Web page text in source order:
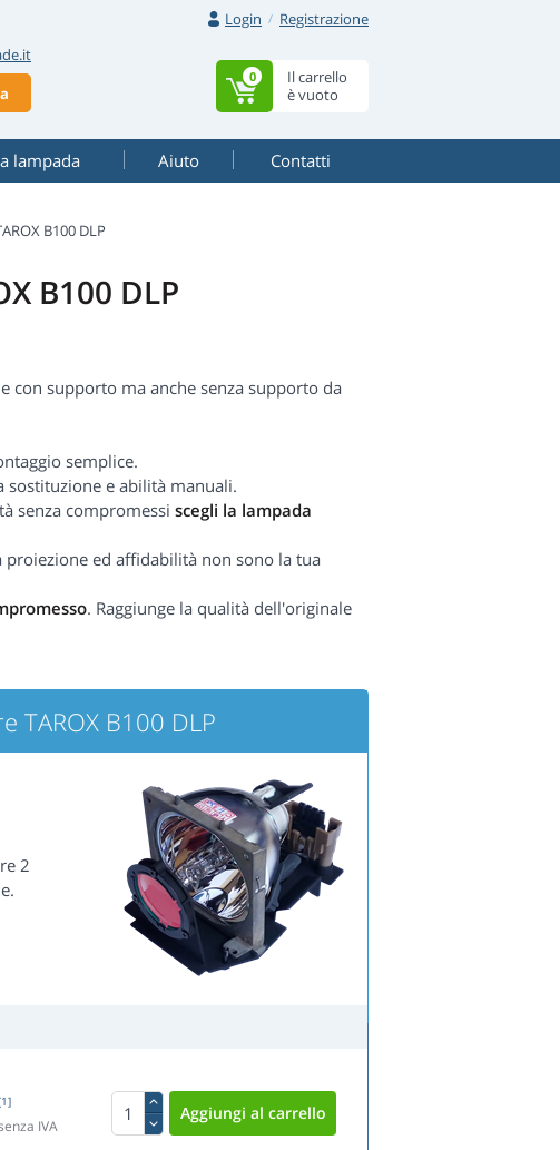
Login
Registrazione
Il carrello
è vuoto
0
lampada Aiuto Contatti
B100 DLP
B100 DLP
con supporto ma anche senza supporto da
semplice.
sostituzione e abilità manuali.
senza compromessi scegli la lampada
proiezione ed affidabilità non sono la tua
. Raggiunge la qualità dell'originale
TAROX B100 DLP
2
IVA